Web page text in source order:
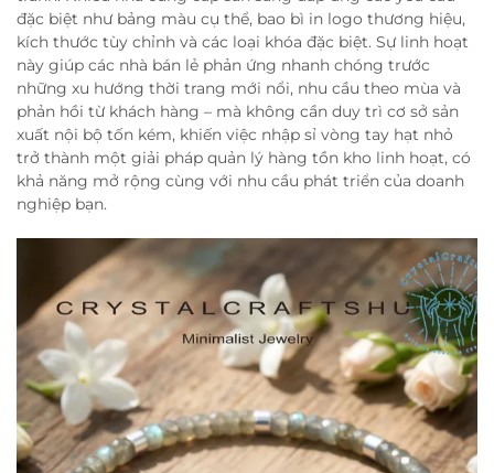
đặc biệt như bảng màu cụ thể, bao bì in logo thương hiệu,
kích thước tùy chỉnh và các loại khóa đặc biệt. Sự linh hoạt
này giúp các nhà bán lẻ phản ứng nhanh chóng trước
những xu hướng thời trang mới nổi, nhu cầu theo mùa và
phản hồi từ khách hàng – mà không cần duy trì cơ sở sản
xuất nội bộ tốn kém, khiến việc nhập sỉ vòng tay hạt nhỏ
trở thành một giải pháp quản lý hàng tồn kho linh hoạt, có
khả năng mở rộng cùng với nhu cầu phát triển của doanh
nghiệp bạn.